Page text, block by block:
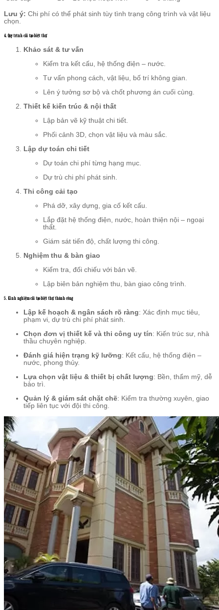
Lưu ý: Chi phí có thể phát sinh tùy tình trạng công trình và vật liệu
chọn.
4. Quy trình cải tạo biệt thự
Khảo sát & tư vấn
Kiểm tra kết cấu, hệ thống điện – nước.
Tư vấn phong cách, vật liệu, bố trí không gian.
Lên ý tưởng sơ bộ và chốt phương án cuối cùng.
Thiết kế kiến trúc & nội thất
Lập bản vẽ kỹ thuật chi tiết.
Phối cảnh 3D, chọn vật liệu và màu sắc.
Lập dự toán chi tiết
Dự toán chi phí từng hạng mục.
Dự trù chi phí phát sinh.
Thi công cải tạo
Phá dỡ, xây dựng, gia cố kết cấu.
Lắp đặt hệ thống điện, nước, hoàn thiện nội – ngoại
thất.
Giám sát tiến độ, chất lượng thi công.
Nghiệm thu & bàn giao
Kiểm tra, đối chiếu với bản vẽ.
Lập biên bản nghiệm thu, bàn giao công trình.
5. Kinh nghiệm cải tạo biệt thự thành công
Lập kế hoạch & ngân sách rõ ràng: Xác định mục tiêu,
phạm vi, dự trù chi phí phát sinh.
Chọn đơn vị thiết kế và thi công uy tín: Kiến trúc sư, nhà
thầu chuyên nghiệp.
Đánh giá hiện trạng kỹ lưỡng: Kết cấu, hệ thống điện –
nước, phong thủy.
Lựa chọn vật liệu & thiết bị chất lượng: Bền, thẩm mỹ, dễ
bảo trì.
Quản lý & giám sát chặt chẽ: Kiểm tra thường xuyên, giao
tiếp liên tục với đội thi công.